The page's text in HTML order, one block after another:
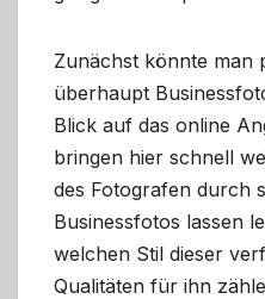
Zunächst könnte man
überhaupt
Blick auf das online
bringen hier schnell
des Fotografen durch
Businessfotos lassen
welchen Stil dieser
Qualitäten für ihn